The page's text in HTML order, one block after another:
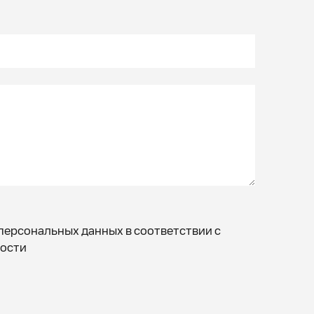
данных в соответствии с